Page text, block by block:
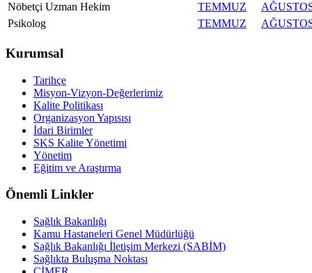
Nöbetçi Uzman Hekim
TEMMUZ
Psikolog
TEMMUZ
Kurumsal
Tarihçe
Misyon-Vizyon-Değerlerimiz
Kalite Politikası
Organizasyon Yapısısı
İdari Birimler
SKS Kalite Yönetimi
Yönetim
Eğitim ve Araştırma
Önemli Linkler
Sağlık Bakanlığı
Kamu Hastaneleri Genel Müdürlüğü
Sağlık Bakanlığı İletişim Merkezi (SABİM)
Sağlıkta Buluşma Noktası